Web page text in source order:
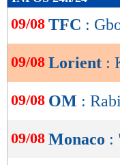
de
lecture
OK
09/08 TFC :
09/08 Lorient :
09/08 OM :
09/08 Monaco :